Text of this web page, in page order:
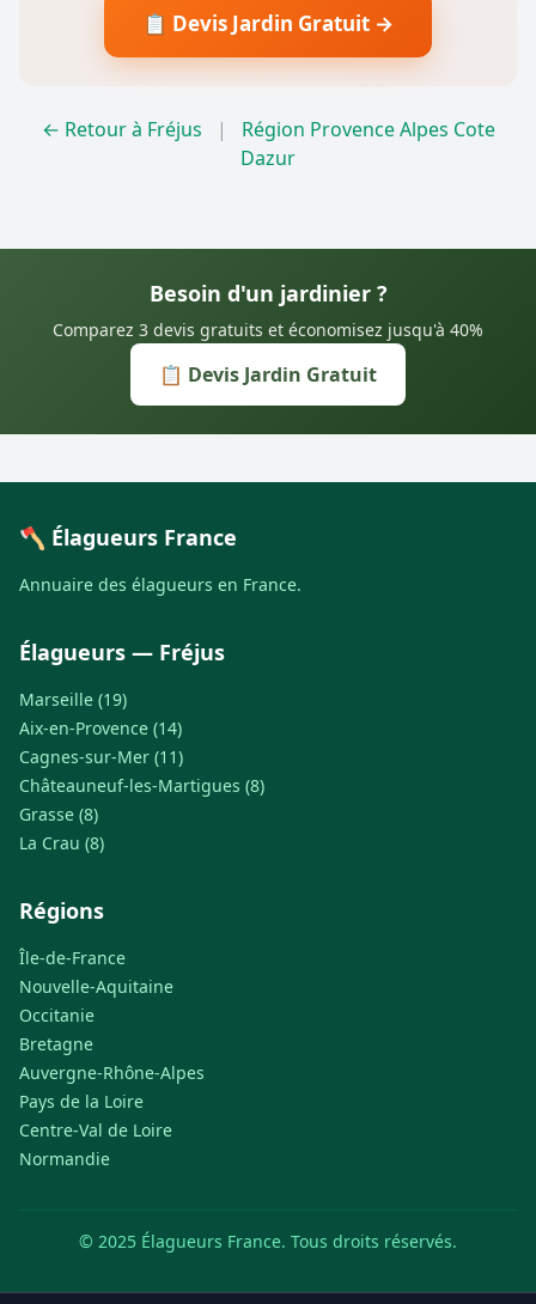
📋 Devis Jardin Gratuit →
← Retour à Fréjus |
Région Provence Alpes Cote
Dazur
Besoin d'un jardinier ?
Comparez 3 devis gratuits et économisez jusqu'à 40%
📋 Devis Jardin Gratuit
🪓 Élagueurs France
Annuaire des élagueurs en France.
Élagueurs — Fréjus
Marseille (19)
Aix-en-Provence (14)
Cagnes-sur-Mer (11)
Châteauneuf-les-Martigues (8)
Grasse (8)
La Crau (8)
Régions
Île-de-France
Nouvelle-Aquitaine
Occitanie
Bretagne
Auvergne-Rhône-Alpes
Pays de la Loire
Centre-Val de Loire
Normandie
© 2025 Élagueurs France. Tous droits réservés.